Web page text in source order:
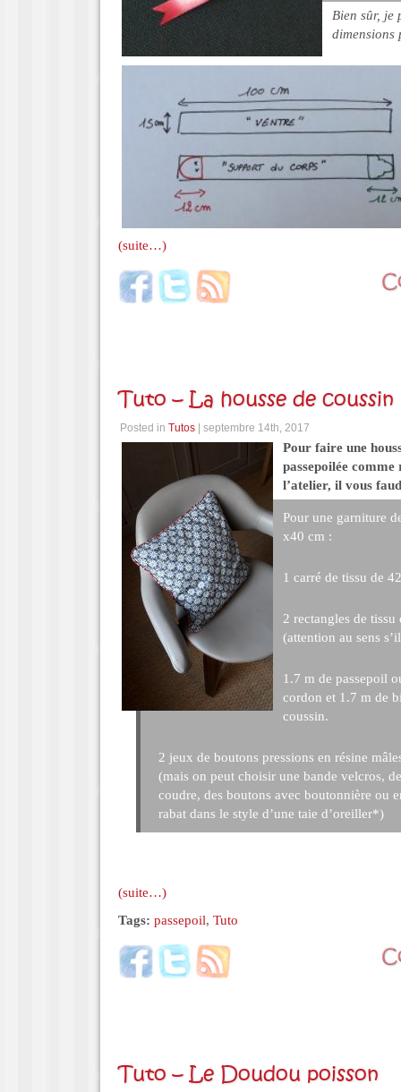
Bien sûr, je
dimensions
(suite…)
Tuto – La housse de coussin
Posted in Tutos | septembre 14th, 2017
Pour faire une
passepoilée comme
l’atelier, il vous
Pour une garniture
x40 cm :
1 carré de tissu de
2 rectangles de
(attention au sens
1.7 m de passepoil
cordon et 1.7 m de
coussin.
2 jeux de boutons pressions en résine
(mais on peut choisir une bande velcros,
coudre, des boutons avec boutonnière ou
rabat dans le style d’une taie d’oreiller*)
(suite…)
Tags: passepoil, Tuto
Tuto – Le Doudou poisson